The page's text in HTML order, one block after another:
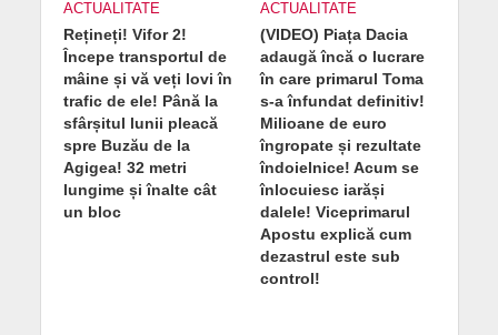
ACTUALITATE
Rețineți! Vifor 2!
Începe transportul de
mâine și vă veți lovi în
trafic de ele! Până la
sfârșitul lunii pleacă
spre Buzău de la
Agigea! 32 metri
lungime și înalte cât
un bloc
ACTUALITATE
(VIDEO) Piața Dacia
adaugă încă o lucrare
în care primarul Toma
s-a înfundat definitiv!
Milioane de euro
îngropate și rezultate
îndoielnice! Acum se
înlocuiesc iarăși
dalele! Viceprimarul
Apostu explică cum
dezastrul este sub
control!